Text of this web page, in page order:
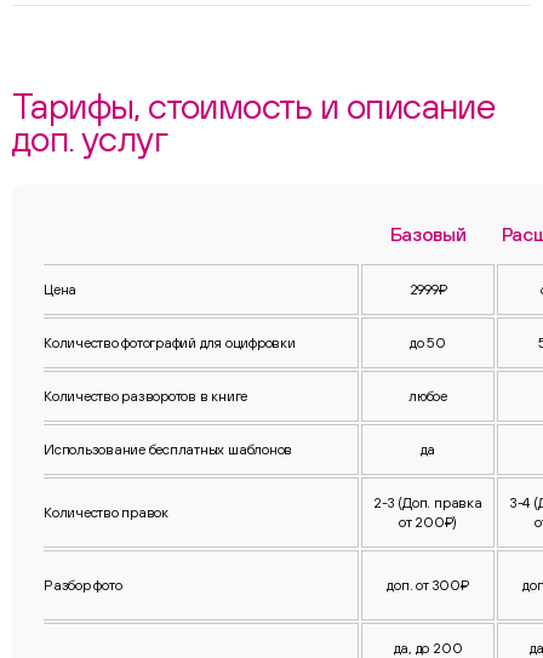
Тарифы, стоимость и описание
доп. услуг
Базовый
Цена 2999₽
Количество фотографий для оцифровки до 50
Количество разворотов в книге любое
Использование бесплатных шаблонов да
Количество правок
2-3 (Доп. правка
от 200₽)
3-4
Разбор фото доп. от 300₽
да, до 200